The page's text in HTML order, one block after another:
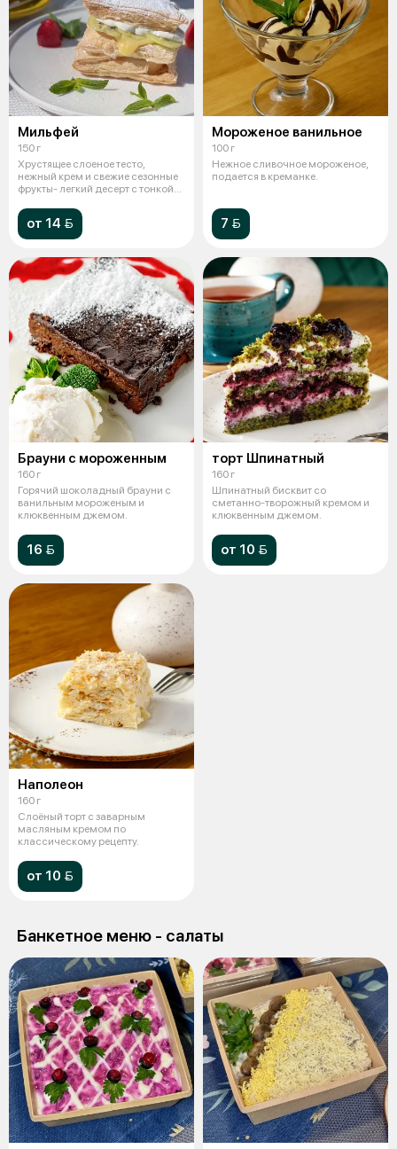
Мильфей
150 г
Хрустящее слоеное тесто,
нежный крем и свежие сезонные
фрукты- легкий десерт с тонкой
от 14 
Мороженое ванильное
100 г
Нежное сливочное мороженое,
подается в креманке.
7 
Брауни с мороженным
160 г
Горячий шоколадный брауни с
ванильным мороженым и
клюквенным джемом.
16 
торт Шпинатный
160 г
Шпинатный бисквит со
сметанно-творожный кремом и
клюквенным джемом.
от 10 
Наполеон
160 г
Слоёный торт с заварным
масляным кремом по
классическому рецепту.
от 10 
Банкетное меню - салаты